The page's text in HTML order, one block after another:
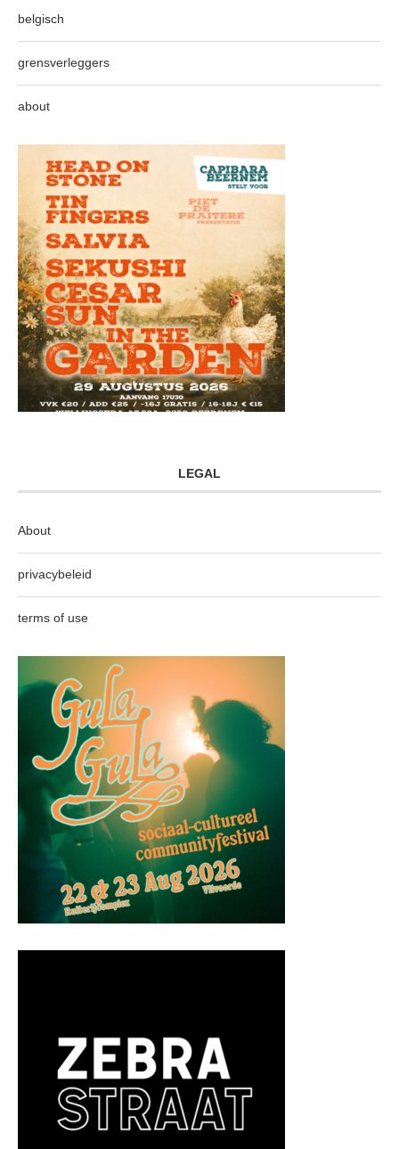
belgisch
grensverleggers
about
LEGAL
About
privacybeleid
terms of use